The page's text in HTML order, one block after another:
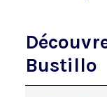
Bustillo